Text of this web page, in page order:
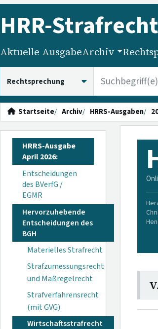
HRR-Strafrecht
Aktuelle AusgabeArchiv
Startseite Archiv HRRS-Ausgaben
HRRS-Ausgabe
April 2026:
Entscheidungen
des BVerfG /
EGMR
Hervorzuhebende
Entscheidungen des
BGH
Materielles Strafrecht
Strafzumessungsrecht
und Maßregelrecht
Strafverfahrensrecht
(mit GVG)
Wirtschaftsstrafrecht